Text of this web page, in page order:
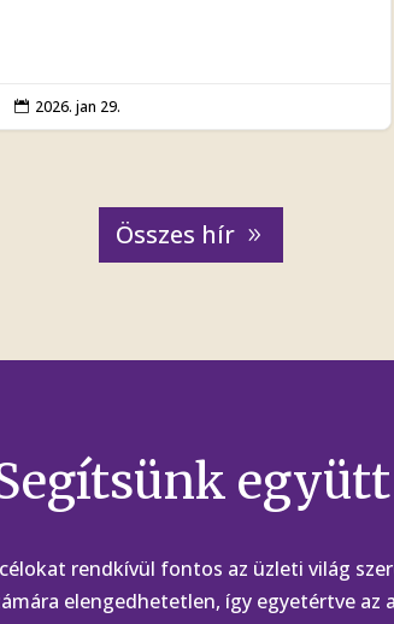
 2026. jan 29.
Összes hír
együtt
rendkívül fontos az üzleti világ
elengedhetetlen, így egyetértve